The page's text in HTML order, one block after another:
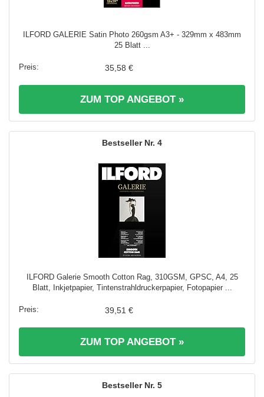
ILFORD GALERIE Satin Photo 260gsm A3+ - 329mm x 483mm
25 Blatt ...
35,58 €
ZUM TOP ANGEBOT »
4
ILFORD Galerie Smooth Cotton Rag, 310GSM, GPSC, A4, 25
Blatt, Inkjetpapier, Tintenstrahldruckerpapier, Fotopapier ...
39,51 €
ZUM TOP ANGEBOT »
5